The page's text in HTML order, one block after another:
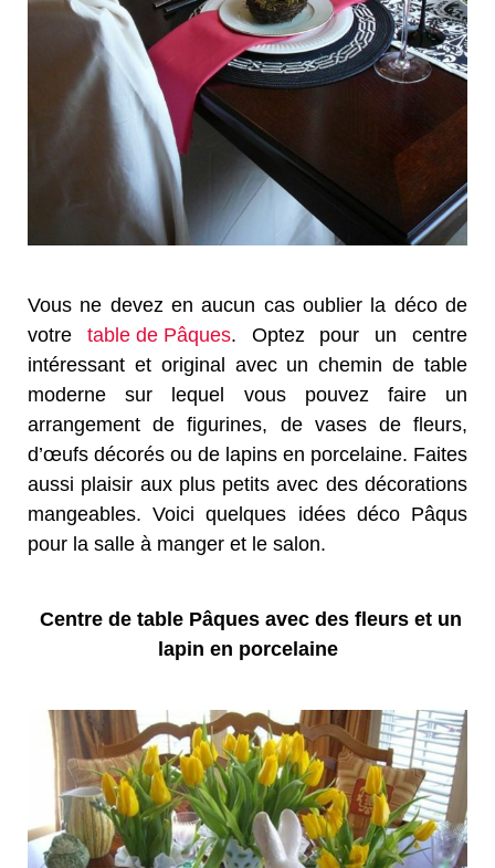
Vous ne devez en aucun cas oublier la déco de
votre table de Pâques. Optez pour un centre
intéressant et original avec un chemin de table
moderne sur lequel vous pouvez faire un
arrangement de figurines, de vases de fleurs,
d’œufs décorés ou de lapins en porcelaine. Faites
aussi plaisir aux plus petits avec des décorations
mangeables. Voici quelques idées déco Pâqus
pour la salle à manger et le salon.
Centre de table Pâques avec des fleurs et un
lapin en porcelaine